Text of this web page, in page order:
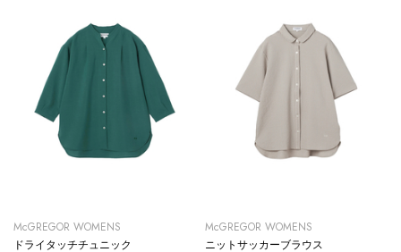
McGREGOR WOMENS
ドライタッチチュニック
McGREGOR WOMENS
ニットサッカーブラウス